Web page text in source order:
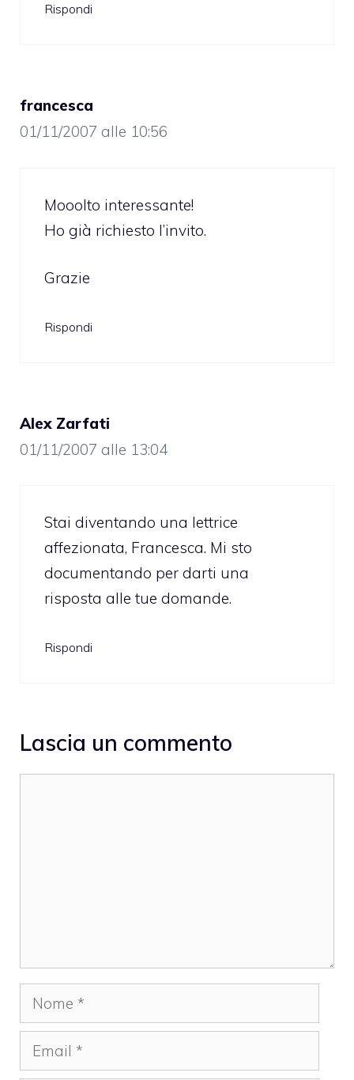
Rispondi
francesca
01/11/2007 alle 10:56
Mooolto interessante!
Ho già richiesto l’invito.
Grazie
Rispondi
Alex Zarfati
01/11/2007 alle 13:04
Stai diventando una lettrice
affezionata, Francesca. Mi sto
documentando per darti una
risposta alle tue domande.
Rispondi
Lascia un commento
Nome
Email